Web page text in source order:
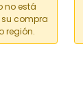
no está
compra
región.